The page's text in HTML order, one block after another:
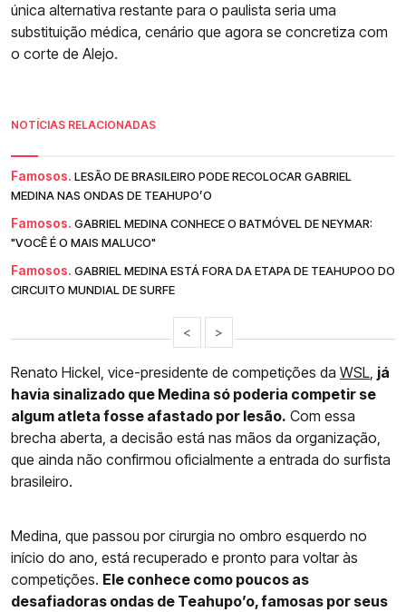
única alternativa restante para o paulista seria uma
substituição médica, cenário que agora se concretiza com
o corte de Alejo.
NOTÍCIAS RELACIONADAS
Famosos. LESÃO DE BRASILEIRO PODE RECOLOCAR GABRIEL
MEDINA NAS ONDAS DE TEAHUPO’O
Famosos. GABRIEL MEDINA CONHECE O BATMÓVEL DE NEYMAR:
"VOCÊ É O MAIS MALUCO"
Famosos. GABRIEL MEDINA ESTÁ FORA DA ETAPA DE TEAHUPOO DO
CIRCUITO MUNDIAL DE SURFE
< >
Renato Hickel, vice-presidente de competições da WSL, já
havia sinalizado que Medina só poderia competir se
algum atleta fosse afastado por lesão. Com essa
brecha aberta, a decisão está nas mãos da organização,
que ainda não confirmou oficialmente a entrada do surfista
brasileiro.
Medina, que passou por cirurgia no ombro esquerdo no
início do ano, está recuperado e pronto para voltar às
competições. Ele conhece como poucos as
desafiadoras ondas de Teahupo’o, famosas por seus